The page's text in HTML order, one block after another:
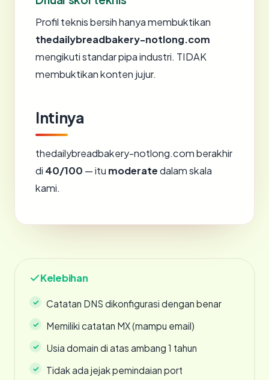
Profil teknis bersih hanya membuktikan
thedailybreadbakery-notlong.com
mengikuti standar pipa industri. TIDAK
membuktikan konten jujur.
Intinya
thedailybreadbakery-notlong.com berakhir
di 40/100 — itu moderatedalam skala
kami.
Kelebihan
Catatan DNS dikonfigurasi dengan benar
Memiliki catatan MX (mampu email)
Usia domain di atas ambang 1 tahun
Tidak ada jejak pemindaian port